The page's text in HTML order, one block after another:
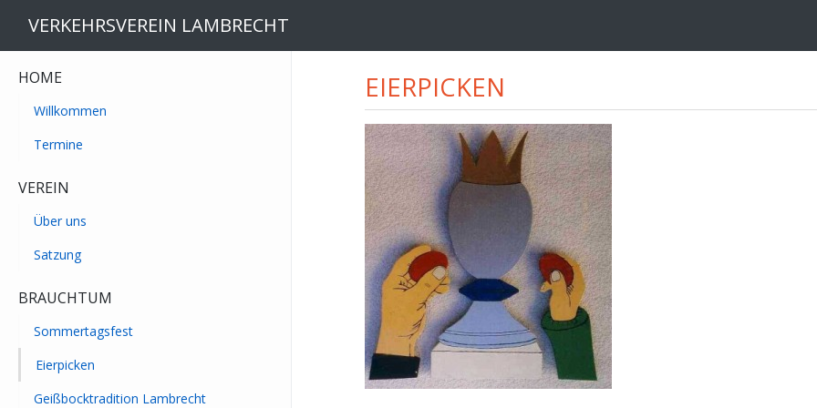
VERKEHRSVEREIN LAMBRECHT
HOME
Willkommen
Termine
VEREIN
Über uns
Satzung
BRAUCHTUM
Sommertagsfest
Eierpicken
Geißbocktradition Lambrecht
EIERPICKEN